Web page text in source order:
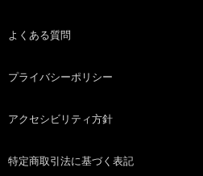
よくある質問
プライバシーポリシー
アクセシビリティ方針
特定商取引法に基づく表記